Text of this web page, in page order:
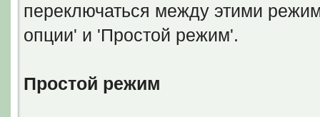
переключаться между этими
опции' и 'Простой режим'.
Простой режим